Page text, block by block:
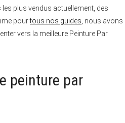
plus vendus actuellement, des
pourtous nos guides , nous avons
vers la meilleure Peinture Par
peinture par